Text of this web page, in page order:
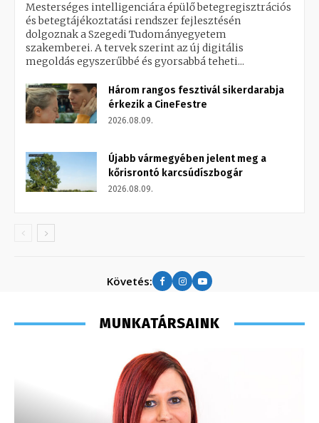
Mesterséges intelligenciára épülő betegregisztrációs
és betegtájékoztatási rendszer fejlesztésén
dolgoznak a Szegedi Tudományegyetem
szakemberei. A tervek szerint az új digitális
megoldás egyszerűbbé és gyorsabbá teheti...
Három rangos fesztivál sikerdarabja
érkezik a CineFestre
2026.08.09.
Újabb vármegyében jelent meg a
kőrisrontó karcsúdíszbogár
2026.08.09.
Követés:
MUNKATÁRSAINK